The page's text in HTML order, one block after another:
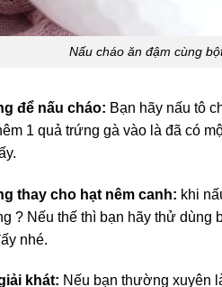
Nấu cháo ăn đậm cùng
để nấu cháo: Bạn hãy nấu tô
1 quả trứng gà vào là đã có
thay cho hạt nêm canh: khi
? Nếu thế thì bạn hãy thử dùng
nhé.
khát: Nếu bạn thường xuyên